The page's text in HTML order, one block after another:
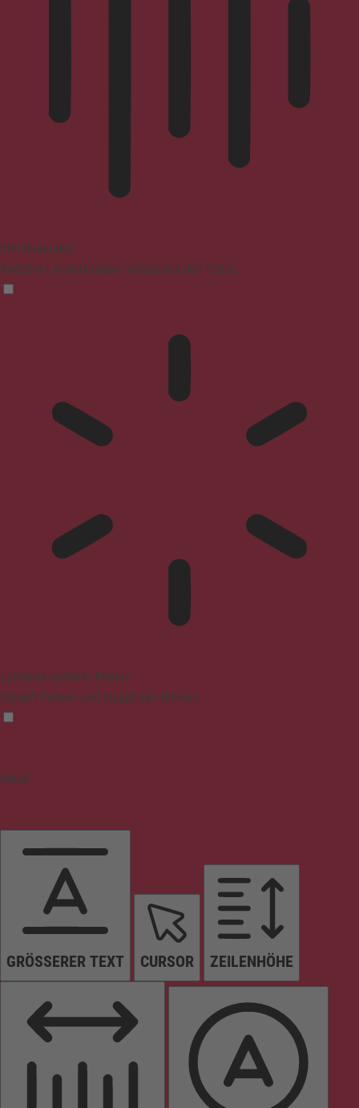
Blindenmodus
Reduziert Ablenkungen, verbessert den Fokus
Epilepsie-sicherer Modus
Dämpft Farben und stoppt das Blinken
Inhalt
GRÖSSERER TEXT CURSOR ZEILENHÖHE